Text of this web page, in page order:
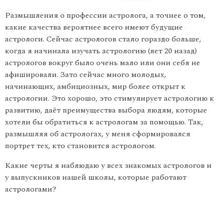
Размышления о профессии астролога, а точнее о том,
какие качества вероятнее всего имеют будущие
астрологи. Сейчас астрологов стало гораздо больше,
когда я начинала изучать астрологию (лет 20 назад)
астрологов вокруг было очень мало или они себя не
афишировали. Зато сейчас много молодых,
начинающих, амбициозных, мир более открыт к
астрологии. Это хорошо, это стимулирует астрологию к
развитию, даёт преимущества выбора людям, которые
хотели бы обратиться к астрологам за помощью. Так,
размышляя об астрологах, у меня сформировался
портрет тех, кто становится астрологом.
Какие черты я наблюдаю у всех знакомых астрологов и
у выпускников нашей школы, которые работают
астрологами?